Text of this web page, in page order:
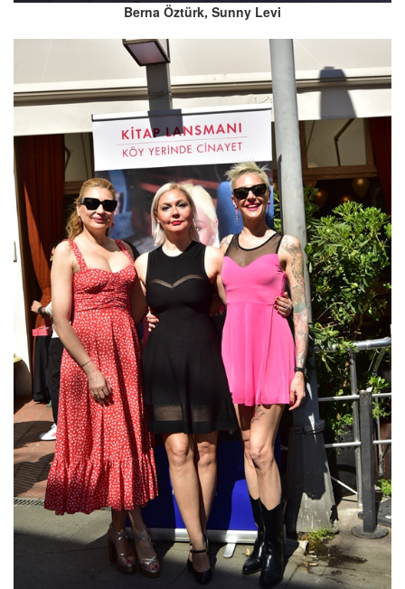
Berna Öztürk, Sunny Levi